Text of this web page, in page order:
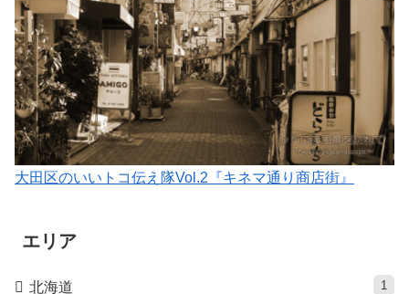
大田区のいいトコ伝え隊Vol.2『キネマ通り商店街』
エリア
北海道 1